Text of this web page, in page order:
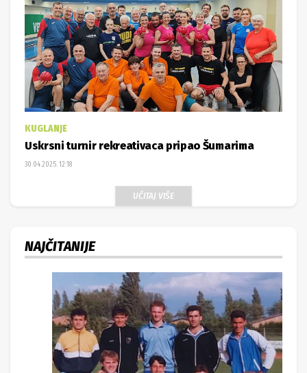
KUGLANJE
Uskrsni turnir rekreativaca pripao Šumarima
30.04.2025. 12:18
UČITAJ VIŠE
NAJČITANIJE